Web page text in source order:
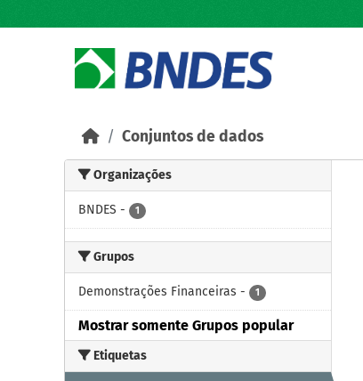
Conjuntos de dados
Organizações
BNDES - 1
Grupos
Demonstrações Financeiras - 1
Mostrar somente Grupos popular
Etiquetas